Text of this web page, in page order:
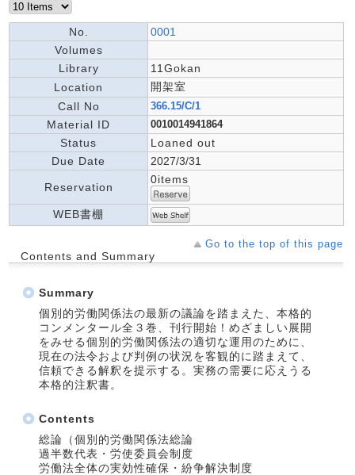
No.
0001
Volumes
Library
11Gokan
Location
開架室
Call No
366.15/C/1
Material ID 0010014941864
Status
Loaned out
Due Date
2027/3/31
Reservation
0items
WEB書棚
Go to the top of this page
Contents and Summary
Summary
個別的労働関係法の最新の議論を踏まえた、本格的
コンメンタール全３巻、刊行開始！めざましい展開
をみせる個別的労働関係法の適切な運用のために、
現在の法令および判例の状況を客観的に踏まえて、
信頼できる解釈を提示する。実務の需要に応えうる
本格的注釈書。
Contents
総論（個別的労働関係法総論
過半数代表・労使委員会制度
労働法全体の実効性確保・紛争解決制度